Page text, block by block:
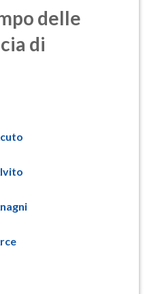
delle
di